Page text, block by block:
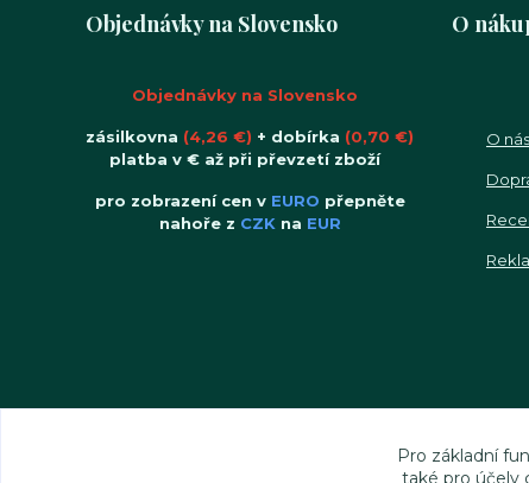
Objednávky na Slovensko
Objednávky na Slovensko
zásilkovna (4,26 €) + dobírka (0,70 €)
platba v € až při převzetí zboží
pro zobrazení cen v EURO přepněte
nahoře z CZK na EUR
O
O nás
Pro základní
také pro účely